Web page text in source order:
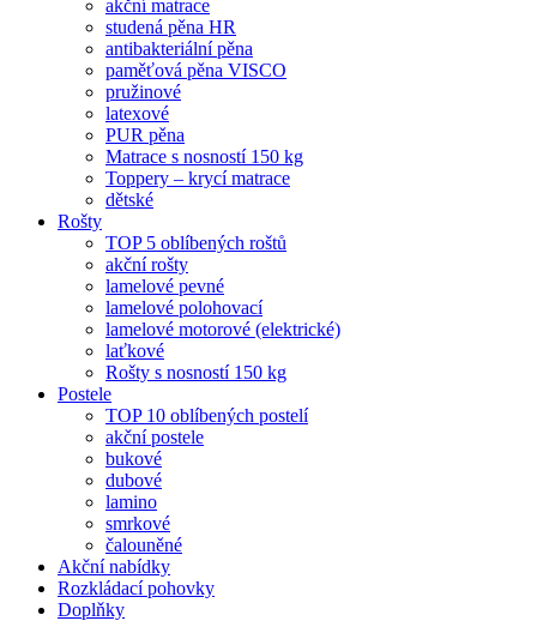
akční matrace
studená pěna HR
antibakteriální pěna
paměťová pěna VISCO
pružinové
latexové
PUR pěna
Matrace s nosností 150 kg
Toppery – krycí matrace
dětské
Rošty
TOP 5 oblíbených roštů
akční rošty
lamelové pevné
lamelové polohovací
lamelové motorové (elektrické)
laťkové
Rošty s nosností 150 kg
Postele
TOP 10 oblíbených postelí
akční postele
bukové
dubové
lamino
smrkové
čalouněné
Akční nabídky
Rozkládací pohovky
Doplňky